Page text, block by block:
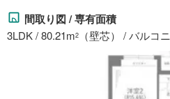
間取り図 / 専有面積
3LDK / 80.21m2 （壁芯） / バルコ